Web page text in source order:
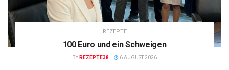
REZEPTE
100 Euro und ein Schweigen
BY REZEPTE38 6 AUGUST 2026